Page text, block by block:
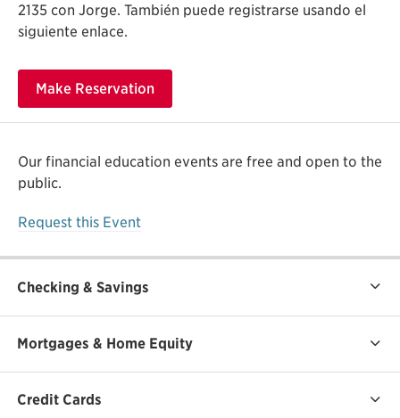
2135 con Jorge. También puede registrarse usando el
siguiente enlace.
Make Reservation
Our financial education events are free and open to the
public.
Request this Event
Checking & Savings
Mortgages & Home Equity
Credit Cards